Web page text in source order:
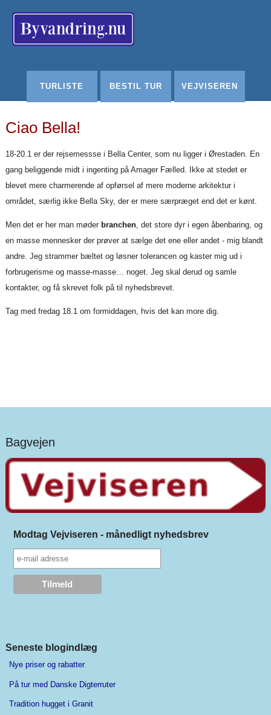
TURLISTE BESTIL TUR VEJVISEREN
Ciao Bella!
18-20.1 er der rejsemessse i Bella Center, som nu ligger i Ørestaden. En
gang beliggende midt i ingenting på Amager Fælled. Ikke at stedet er
blevet mere charmerende af opførsel af mere moderne arkitektur i
området, særlig ikke Bella Sky, der er mere særpræget end det er kønt.
Men det er her man møder branchen, det store dyr i egen åbenbaring, og
en masse mennesker der prøver at sælge det ene eller andet - mig blandt
andre. Jeg strammer bæltet og løsner tolerancen og kaster mig ud i
forbrugerisme og masse-masse… noget. Jeg skal derud og samle
kontakter, og få skrevet folk på til nyhedsbrevet.
Tag med fredag 18.1 om formiddagen, hvis det kan more dig.
Bagvejen
Modtag Vejviseren - månedligt nyhedsbrev
Seneste blogindlæg
Nye priser og rabatter
På tur med Danske Digterruter
Tradition hugget i Granit